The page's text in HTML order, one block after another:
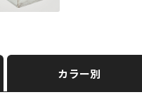
カラー別